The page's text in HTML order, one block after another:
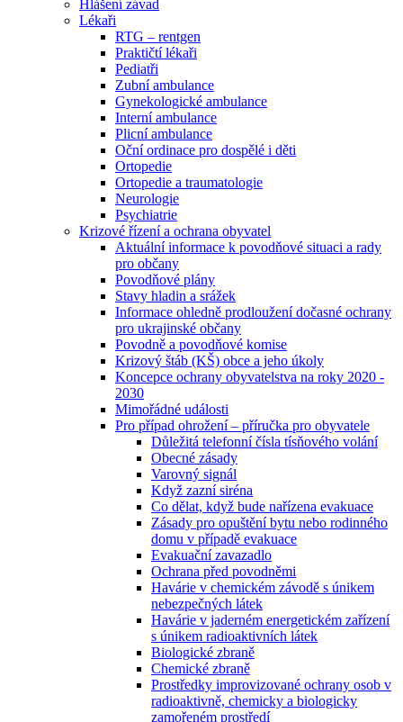
Hlášení závad
Lékaři
RTG – rentgen
Praktičtí lékaři
Pediatři
Zubní ambulance
Gynekologické ambulance
Interní ambulance
Plicní ambulance
Oční ordinace pro dospělé i děti
Ortopedie
Ortopedie a traumatologie
Neurologie
Psychiatrie
Krizové řízení a ochrana obyvatel
Aktuální informace k povodňové situaci a rady
pro občany
Povodňové plány
Stavy hladin a srážek
Informace ohledně prodloužení dočasné ochrany
pro ukrajinské občany
Povodně a povodňové komise
Krizový štáb (KŠ) obce a jeho úkoly
Koncepce ochrany obyvatelstva na roky 2020 -
2030
Mimořádné události
Pro případ ohrožení – příručka pro obyvatele
Důležitá telefonní čísla tísňového volání
Obecné zásady
Varovný signál
Když zazní siréna
Co dělat, když bude nařízena evakuace
Zásady pro opuštění bytu nebo rodinného
domu v případě evakuace
Evakuační zavazadlo
Ochrana před povodněmi
Havárie v chemickém závodě s únikem
nebezpečných látek
Havárie v jaderném energetickém zařízení
s únikem radioaktivních látek
Biologické zbraně
Chemické zbraně
Prostředky improvizované ochrany osob v
radioaktivně, chemicky a biologicky
zamořeném prostředí